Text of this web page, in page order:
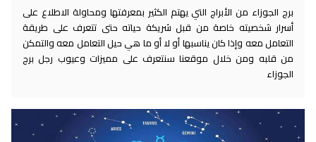
برج الجوزاء من الأبراج التي يهتم الكثير بمعرفتها ومحاولة الاطلاع على
أسرار شخصيته خاصة من قبل شريكة حياته حتى تتعرف على طريقة
التعامل معه وإذا كان يناسبها أو لا أو ما هي حيل التعامل معه والتمكن
من قلبه ومن خلال موقعنا سنتعرف على مميزات وعيوب رجل برج
الجوزاء